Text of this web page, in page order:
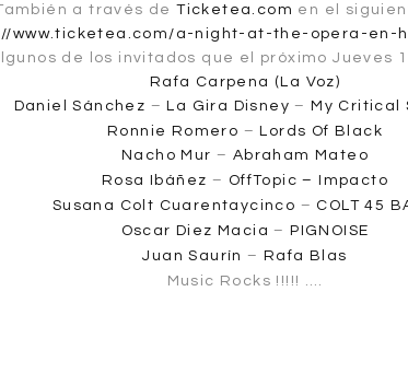
a través deTicketea.com en el
www.ticketea.com/a-night-at-the-opera-en-
de los invitados que el próximo Jueves
Rafa Carpena (La Voz)
Daniel Sánchez –La Gira Disney –My Critical
Ronnie Romero –Lords Of Black
Nacho Mur – Abraham Mateo
Rosa Ibáñez – OffTopic – Impacto
Susana Colt Cuarentaycinco – COLT 45
Oscar Diez Macia –PIGNOISE
Juan Saurín – Rafa Blas
Music Rocks !!!!! ….